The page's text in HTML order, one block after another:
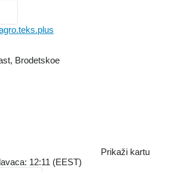
Brodetskoe
Prikaži kartu
12:11 (EEST)